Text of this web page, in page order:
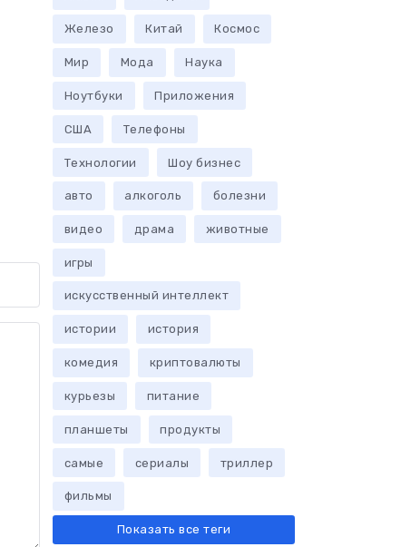
Железо Китай Космос
Мир Мода Наука
Ноутбуки Приложения
США Телефоны
Технологии Шоу бизнес
авто алкоголь болезни
видео драма животные
игры
искусственный интеллект
истории история
комедия криптовалюты
курьезы питание
планшеты продукты
самые сериалы триллер
фильмы
Показать все теги